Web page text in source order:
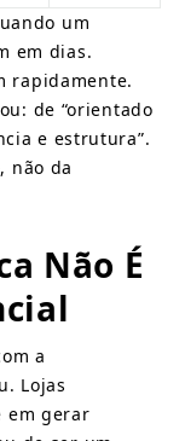
um
em dias.
rapidamente.
de “orientado
e estrutura”.
não da
Não É
a
Lojas
em gerar